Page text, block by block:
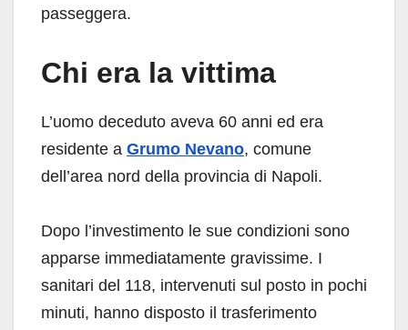
passeggera.
Chi era la vittima
L’uomo deceduto aveva 60 anni ed era
residente a Grumo Nevano, comune
dell’area nord della provincia di Napoli.
Dopo l’investimento le sue condizioni sono
apparse immediatamente gravissime. I
sanitari del 118, intervenuti sul posto in pochi
minuti, hanno disposto il trasferimento